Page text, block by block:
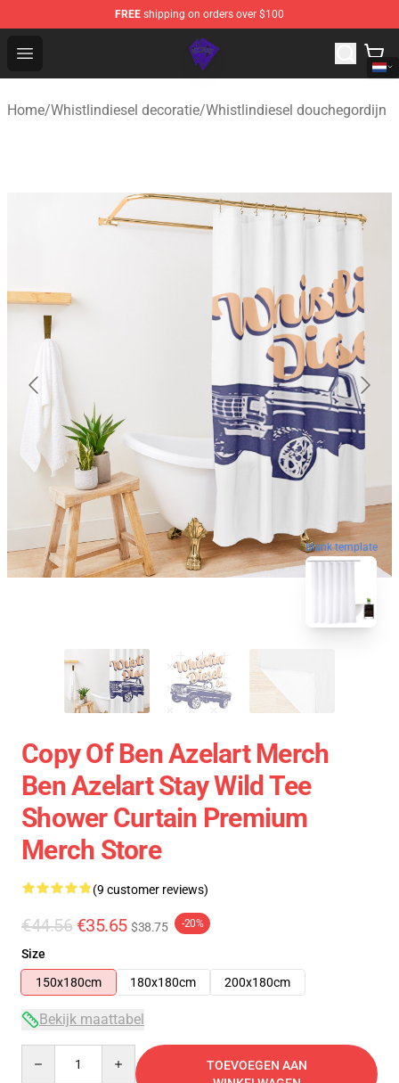
FREE shipping on orders over $100
Open menu
WhistlinDiesel Shop - Official WhistlinDiesel
Home/Whistlindiesel decoratie/Whistlindiesel douchegordijn
blank template
Copy Of Ben Azelart Merch
Ben Azelart Stay Wild Tee
Shower Curtain Premium
Merch Store
(9 customer reviews)
€44.56 €35.65 $38.75 -20%
Size
150x180cm
180x180cm 200x180cm
Bekijk maattabel
TOEVOEGEN AAN